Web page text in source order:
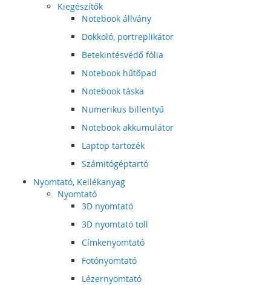
Kiegészítők
Notebook állvány
Dokkoló, portreplikátor
Betekintésvédő fólia
Notebook hűtőpad
Notebook táska
Numerikus billentyű
Notebook akkumulátor
Laptop tartozék
Számitógéptartó
Nyomtató, Kellékanyag
Nyomtató
3D nyomtató
3D nyomtató toll
Címkenyomtató
Fotónyomtató
Lézernyomtató